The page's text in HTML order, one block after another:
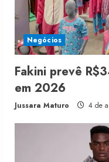
Negócios
Fakini prevê
em 2026
Jussara Maturo 4 de